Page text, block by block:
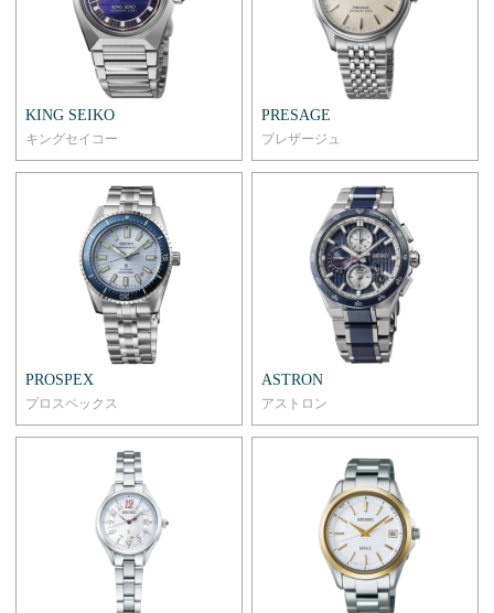
KING SEIKO
キングセイコー
PRESAGE
プレザージュ
PROSPEX
プロスペックス
ASTRON
アストロン